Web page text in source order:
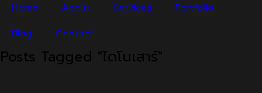
Home About Services
Portfolio
Blog
Contact
Posts Tagged "ไดโนเสาร์"